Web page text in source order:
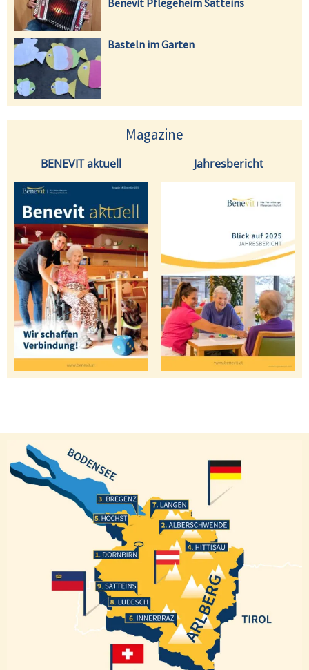
Basteln im Garten
Magazine
BENEVIT aktuell Jahresbericht
Dornbirn
Bregenz
Langen
Ludesch
Innerbraz
Alberschwende
Satteins
Höchst